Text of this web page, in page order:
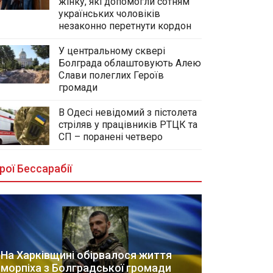
українських чоловіків
незаконно перетнути кордон
У центральному сквері
Болграда облаштовують Алею
Слави полеглих Героїв
громади
В Одесі невідомий з пістолета
стріляв у працівників РТЦК та
СП – поранені четверо
Бессарабії
На Харківщині обірвалося життя
морпіха з Болградської громади